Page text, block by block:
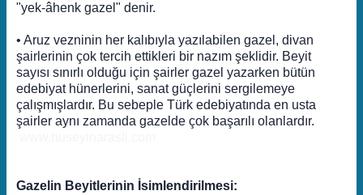
"yek-âhenk gazel" denir.
• Aruz vezninin her kalıbıyla yazılabilen gazel, divan
şairlerinin çok tercih ettikleri bir nazım şeklidir. Beyit
sayısı sınırlı olduğu için şairler gazel yazarken bütün
edebiyat hünerlerini, sanat güçlerini sergilemeye
çalışmışlardır. Bu sebeple Türk edebiyatında en usta
şairler aynı zamanda gazelde çok başarılı olanlardır.
Gazelin Beyitlerinin İsimlendirilmesi: